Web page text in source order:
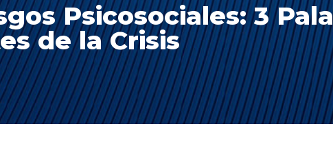
Psicosociales: 3
de la Crisis